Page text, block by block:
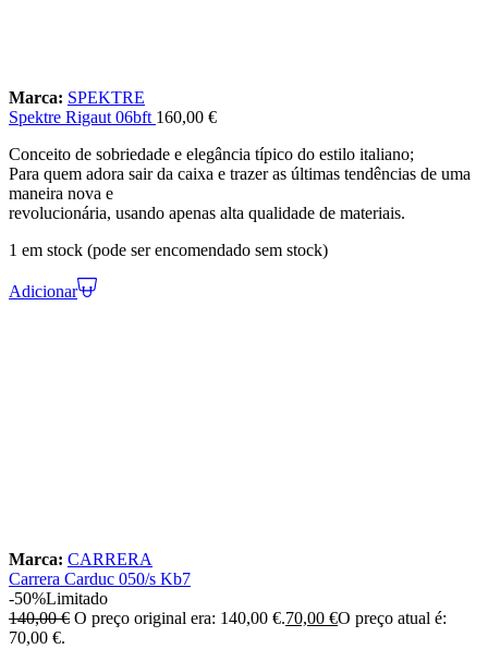
Marca: SPEKTRE
Spektre Rigaut 06bft 160,00 €
Conceito de sobriedade e elegância típico do estilo italiano;
Para quem adora sair da caixa e trazer as últimas tendências de uma
maneira nova e
revolucionária, usando apenas alta qualidade de materiais.
1 em stock (pode ser encomendado sem stock)
Adicionar
Marca: CARRERA
Carrera Carduc 050/s Kb7
-50%Limitado
140,00€ O preço original era: 140,00 €.70,00 €O preço atual é:
70,00 €.